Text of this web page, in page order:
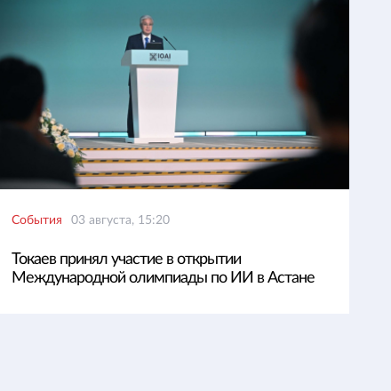
События 03 августа, 15:20
Токаев принял участие в открытии
Международной олимпиады по ИИ в Астане